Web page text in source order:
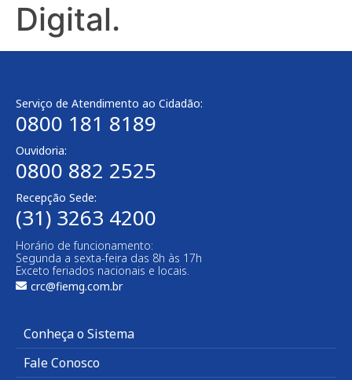
Digital.
Serviço de Atendimento ao Cidadão:
0800 181 8189
Ouvidoria:
0800 882 2525​
Recepção Sede:
(31) 3263 4200
Horário de funcionamento:
Segunda a sexta-feira das 8h às 17h
Exceto feriados nacionais e locais.
crc@fiemg.com.br
Conheça o Sistema
Fale Conosco